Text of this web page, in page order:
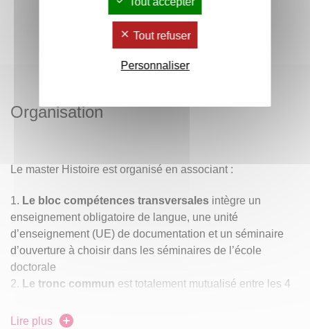
Organisation
Le master Histoire est organisé en associant :
Le bloc compétences transversales intègre un
enseignement obligatoire de langue, une unité
d’enseignement (UE) de documentation et un séminaire
d’ouverture à choisir dans les séminaires de l’école
doctorale
Le tronc commun est totalement mutualisé entre les 4
Les 4 parcours thématiques
Lire plus
Tout refuser
Personnaliser